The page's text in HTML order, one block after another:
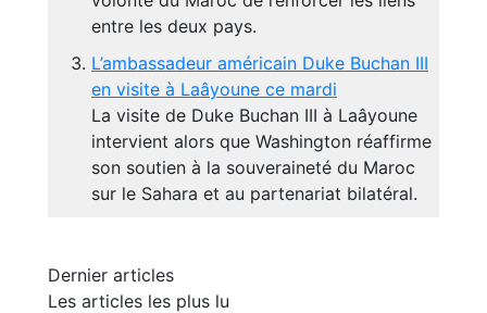
entre les deux pays.
L’ambassadeur américain Duke Buchan III
en visite à Laâyoune ce mardi
La visite de Duke Buchan III à Laâyoune
intervient alors que Washington réaffirme
son soutien à la souveraineté du Maroc
sur le Sahara et au partenariat bilatéral.
Dernier articles
Les articles les plus lu